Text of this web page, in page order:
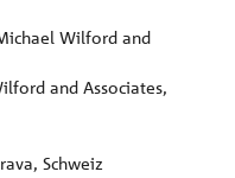
Wilford and
and Associates,
Schweiz